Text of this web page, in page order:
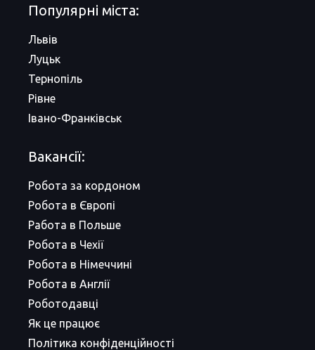
Популярні міста:
Львів
Луцьк
Тернопіль
Рівне
Івано-Франківськ
Вакансії:
Робота за кордоном
Робота в Європі
Работа в Польше
Робота в Чехії
Робота в Німеччині
Робота в Англії
Роботодавці
Як це працює
Політика конфіденційності